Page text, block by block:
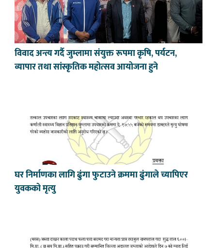
विवाद अन्त्य गर्दै जुम्लामा संयुक्त रूपमा कृषि, पर्यटन,
व्यापार तथा सांस्कृतिक महोत्सव आयोजना हुने
घर निर्माणका लागि ढुंगा फुटाउने क्रममा ढुंगाले च्यापिएर
युवकको मृत्यु